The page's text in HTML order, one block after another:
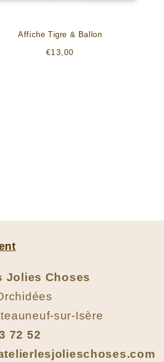
Affiche Tigre & Ballon
Prix
€13,00
Jolies Choses
sur-Isère
72 52